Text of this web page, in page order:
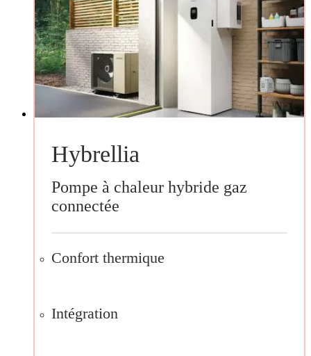
Hybrellia
Pompe à chaleur hybride gaz
connectée
Confort thermique
Intégration